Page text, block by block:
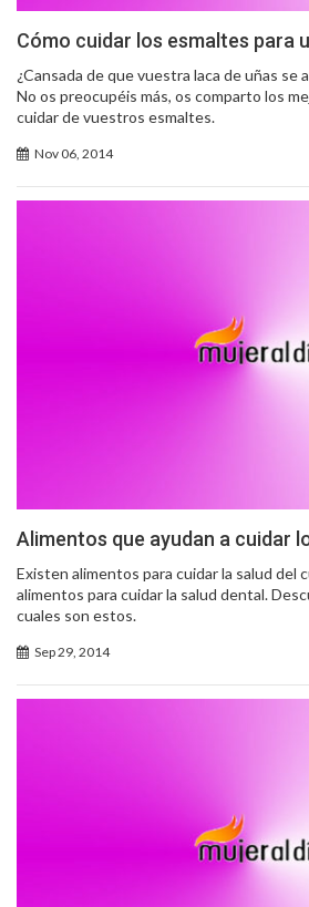
Cómo cuidar los esmaltes para
¿Cansada de que vuestra laca de uñas se
No os preocupéis más, os comparto los
cuidar de vuestros esmaltes.
Nov 06, 2014
Alimentos que ayudan a cuidar
Existen alimentos para cuidar la salud del
alimentos para cuidar la salud dental.
cuales son estos.
Sep 29, 2014